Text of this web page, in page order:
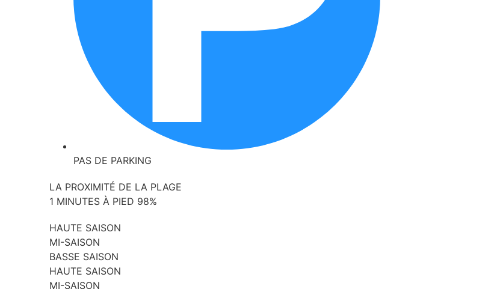
PAS DE PARKING
LA PROXIMITÉ DE LA PLAGE
1 MINUTES À PIED 98%
HAUTE SAISON
MI-SAISON
BASSE SAISON
HAUTE SAISON
MI-SAISON